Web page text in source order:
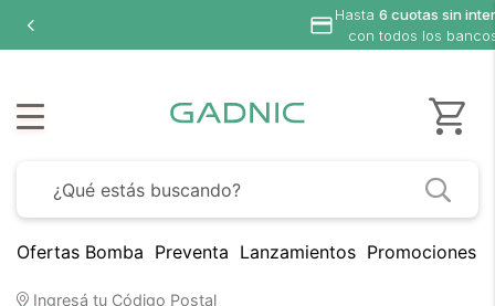
Hasta 6 cuotas sin
con todos los
Ofertas Bomba Preventa Lanzamientos Promociones
Ingresá tu Código Postal